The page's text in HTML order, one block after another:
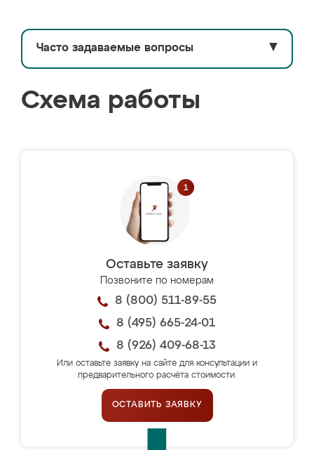
Часто задаваемые вопросы ▼
Схема работы
Оставьте заявку
Позвоните по номерам
8 (800) 511-89-55
8 (495) 665-24-01
8 (926) 409-68-13
Или оставьте заявку на сайте для консультации и
предварительного расчёта стоимости.
ОСТАВИТЬ ЗАЯВКУ